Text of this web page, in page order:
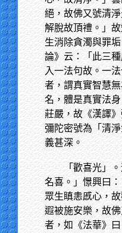
絕，故佛又號清
解脫故頂禮。」
生消除貪濁與罪
論》云：「此三
入一法句故。一
者，謂真實智慧
名，體是真實法
莊嚴，故《漢譯
彌陀密號為「清
義甚深。
「歡喜光」
名喜。」憬興曰
眾生瞋恚慼心，
遐被施安樂，故
者，如《法華》